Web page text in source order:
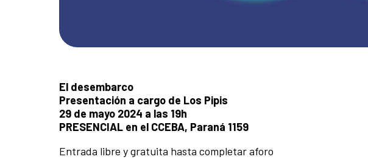
El desembarco
Presentación a cargo de Los Pipis
29 de mayo 2024 a las 19h
PRESENCIAL en el CCEBA, Paraná 1159
Entrada libre y gratuita hasta completar aforo